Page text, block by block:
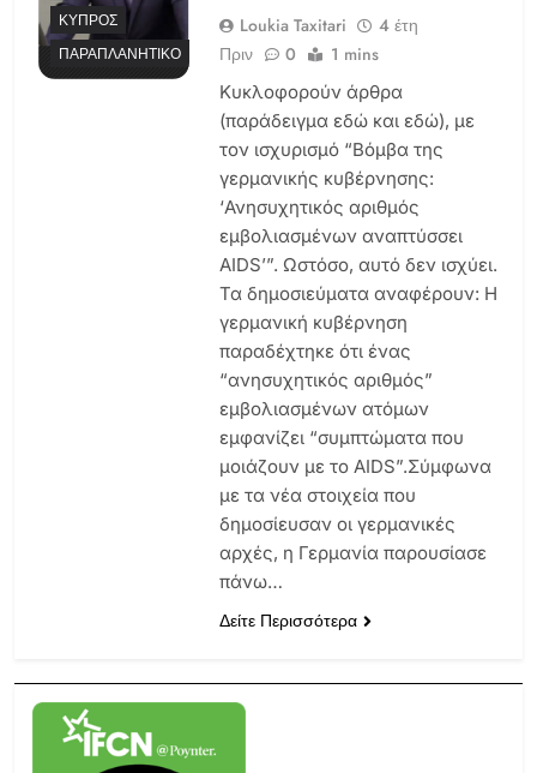
ΚΎΠΡΟΣ
ΠΑΡΑΠΛΑΝΗΤΙΚΌ
Loukia Taxitari
4 έτη
Πριν
0 1 mins
Κυκλοφορούν άρθρα
(παράδειγμα εδώ και εδώ), με
τον ισχυρισμό “Βόμβα της
γερμανικής κυβέρνησης:
‘Ανησυχητικός αριθμός
εμβολιασμένων αναπτύσσει
AIDS’”. Ωστόσο, αυτό δεν ισχύει.
Τα δημοσιεύματα αναφέρουν: Η
γερμανική κυβέρνηση
παραδέχτηκε ότι ένας
“ανησυχητικός αριθμός”
εμβολιασμένων ατόμων
εμφανίζει “συμπτώματα που
μοιάζουν με το AIDS”.Σύμφωνα
με τα νέα στοιχεία που
δημοσίευσαν οι γερμανικές
αρχές, η Γερμανία παρουσίασε
πάνω…
Δείτε Περισσότερα